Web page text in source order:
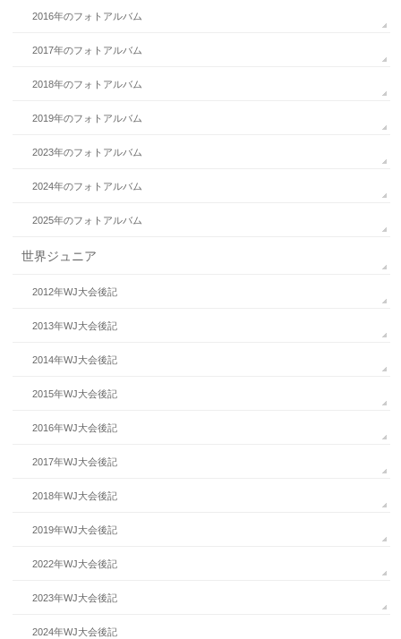
2016年のフォトアルバム
2017年のフォトアルバム
2018年のフォトアルバム
2019年のフォトアルバム
2023年のフォトアルバム
2024年のフォトアルバム
2025年のフォトアルバム
世界ジュニア
2012年WJ大会後記
2013年WJ大会後記
2014年WJ大会後記
2015年WJ大会後記
2016年WJ大会後記
2017年WJ大会後記
2018年WJ大会後記
2019年WJ大会後記
2022年WJ大会後記
2023年WJ大会後記
2024年WJ大会後記